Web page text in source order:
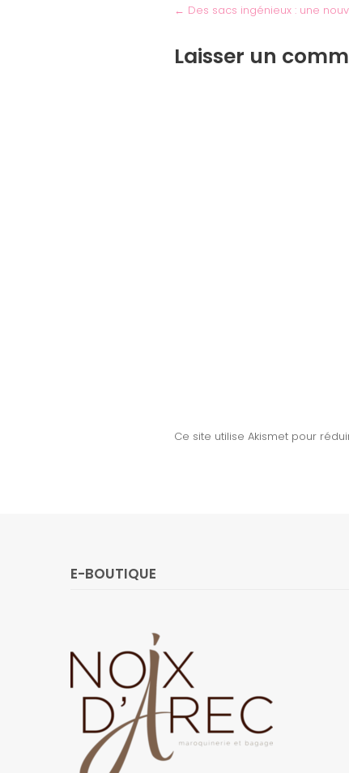
← Des sacs ingénieux : une
Laisser un
Ce site utilise Akismet pour
E-BOUTIQUE